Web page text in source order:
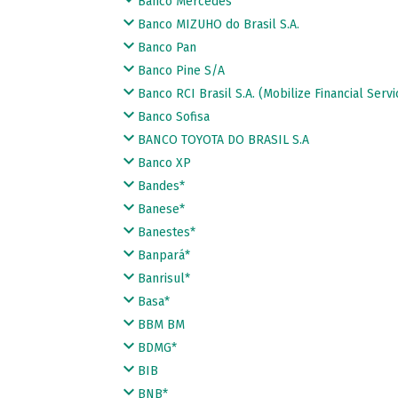
Banco MIZUHO do Brasil S.A.
Banco Pan
Banco Pine S/A
Banco RCI Brasil S.A. (Mobilize Financial
Banco Sofisa
BANCO TOYOTA DO BRASIL S.A
Banco XP
Bandes*
Banese*
Banestes*
Banpará*
Banrisul*
Basa*
BBM BM
BDMG*
BIB
BNB*